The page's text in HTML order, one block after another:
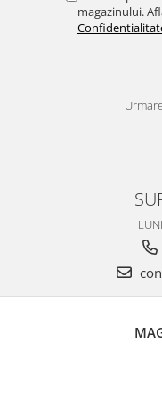
magazinului.